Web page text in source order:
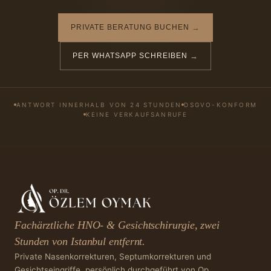
PRIVATE BERATUNG BUCHEN →
PER WHATSAPP SCHREIBEN →
ANTWORT INNERHALB VON 24 STUNDEN DSGVO-KONFORM
KEINE VERKAUFSANRUFE
Fachärztliche HNO- & Gesichtschirurgie, zwei
Stunden von Istanbul entfernt.
Private Nasenkorrekturen, Septumkorrekturen und